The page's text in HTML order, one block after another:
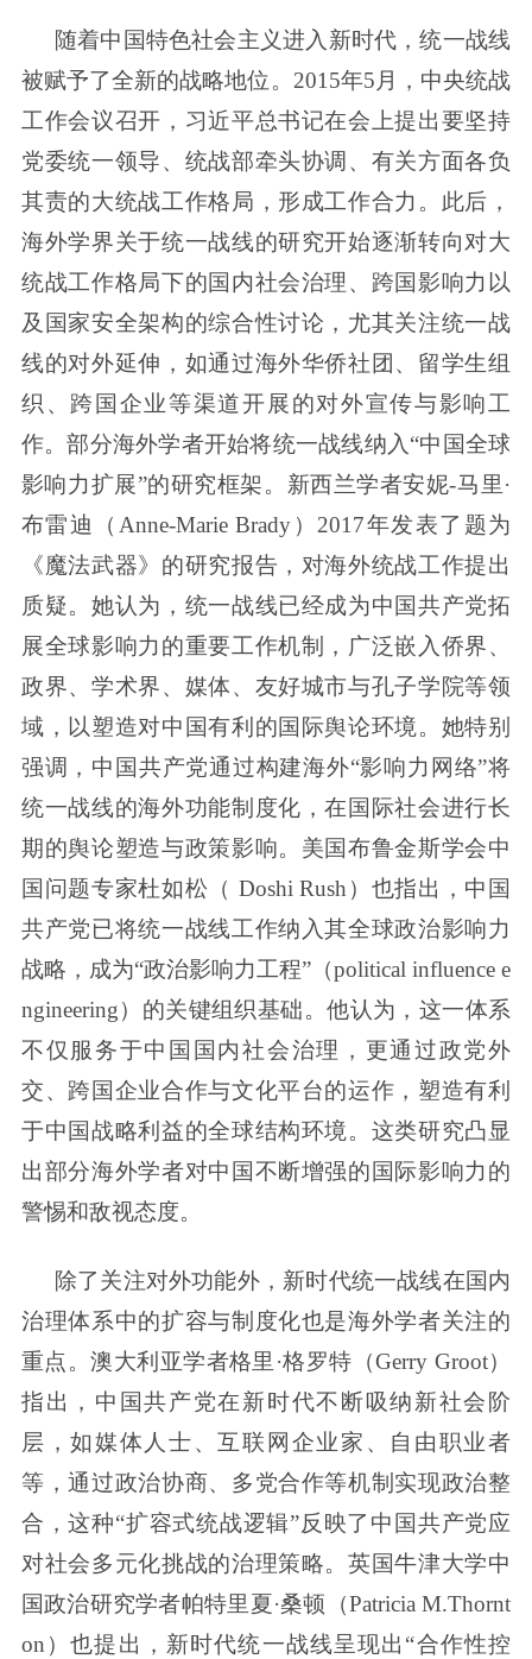
随着中国特色社会主义进入新时代，统一战线
被赋予了全新的战略地位。2015年5月，中央统战
工作会议召开，习近平总书记在会上提出要坚持
党委统一领导、统战部牵头协调、有关方面各负
其责的大统战工作格局，形成工作合力。此后，
海外学界关于统一战线的研究开始逐渐转向对大
统战工作格局下的国内社会治理、跨国影响力以
及国家安全架构的综合性讨论，尤其关注统一战
线的对外延伸，如通过海外华侨社团、留学生组
织、跨国企业等渠道开展的对外宣传与影响工
作。部分海外学者开始将统一战线纳入“中国全球
影响力扩展”的研究框架。新西兰学者安妮-马里·
布雷迪（Anne-Marie Brady）2017年发表了题为
《魔法武器》的研究报告，对海外统战工作提出
质疑。她认为，统一战线已经成为中国共产党拓
展全球影响力的重要工作机制，广泛嵌入侨界、
政界、学术界、媒体、友好城市与孔子学院等领
域，以塑造对中国有利的国际舆论环境。她特别
强调，中国共产党通过构建海外“影响力网络”将
统一战线的海外功能制度化，在国际社会进行长
期的舆论塑造与政策影响。美国布鲁金斯学会中
国问题专家杜如松（ Doshi Rush）也指出，中国
共产党已将统一战线工作纳入其全球政治影响力
战略，成为“政治影响力工程”（political influence e
ngineering）的关键组织基础。他认为，这一体系
不仅服务于中国国内社会治理，更通过政党外
交、跨国企业合作与文化平台的运作，塑造有利
于中国战略利益的全球结构环境。这类研究凸显
出部分海外学者对中国不断增强的国际影响力的
警惕和敌视态度。
除了关注对外功能外，新时代统一战线在国内
治理体系中的扩容与制度化也是海外学者关注的
重点。澳大利亚学者格里·格罗特（Gerry Groot）
指出，中国共产党在新时代不断吸纳新社会阶
层，如媒体人士、互联网企业家、自由职业者
等，通过政治协商、多党合作等机制实现政治整
合，这种“扩容式统战逻辑”反映了中国共产党应
对社会多元化挑战的治理策略。英国牛津大学中
国政治研究学者帕特里夏·桑顿（Patricia M.Thornt
on）也提出，新时代统一战线呈现出“合作性控